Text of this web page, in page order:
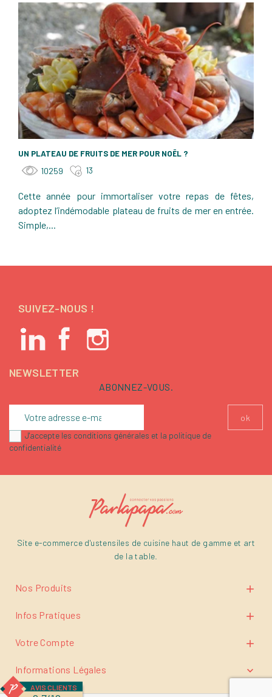
UN PLATEAU DE FRUITS DE MER POUR NOËL ?
10259 13
Cette année pour immortaliser votre repas de fêtes,
adoptez l’indémodable plateau de fruits de mer en entrée.
Simple,...
SUIVEZ-NOUS !
NEWSLETTER
ABONNEZ-VOUS.
J'accepte les conditions générales et la politique de
confidentialité
Site e-commerce d'ustensiles de cuisine haut de gamme et art
de la table.
Nos Produits 
Infos Pratiques 
Votre Compte 
Informations Légales 
AVIS CLIENTS